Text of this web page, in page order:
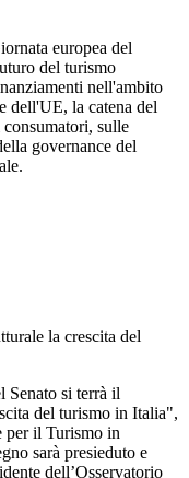
europea del
del turismo
nell'ambito
dell'UE, la catena del
sulle
governance del
la crescita del
Senato si terrà il
del turismo in Italia",
per il Turismo in
sarà presieduto e
dell’Osservatorio